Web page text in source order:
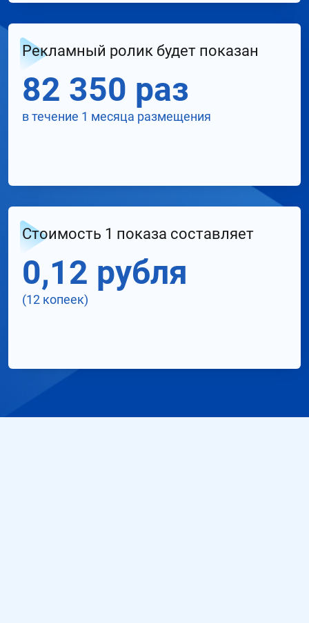
Рекламный ролик будет показан
82 350 раз
в течение 1 месяца размещения
Стоимость 1 показа составляет
0,12 рубля
(12 копеек)